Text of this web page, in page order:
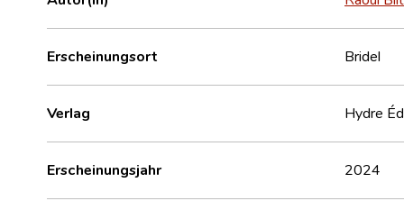
Erscheinungsort Bridel
Verlag Hydre
Erscheinungsjahr 2024